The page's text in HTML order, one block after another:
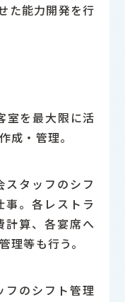
た能力開発を行
室を最大限に活
成・管理。
タッフのシフ
事。各レストラ
計算、各宴席へ
理等も行う。
フのシフト管理